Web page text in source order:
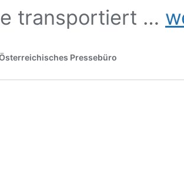
transportiert …
–
Pressebüro